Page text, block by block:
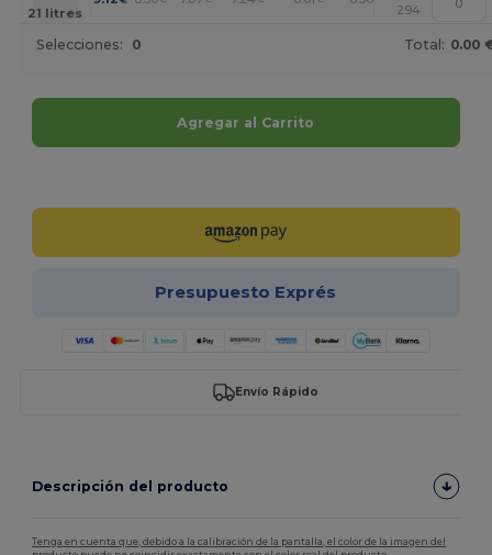
21 litres
294
Selecciones: 0 Total: 0.00
Agregar al Carrito
Presupuesto Exprés
Envío Rápido
Descripción del producto
Tenga en cuenta que, debido a la calibración de la pantalla, el color de la imagen del